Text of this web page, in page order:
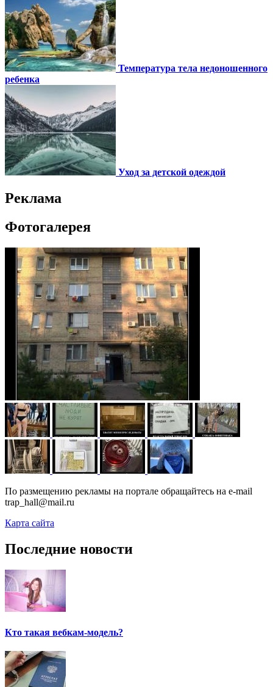
Температура тела недоношенного
ребенка
Уход за детской одеждой
Реклама
Фотогалерея
По размещению рекламы на портале обращайтесь на e-mail
trap_hall@mail.ru
Карта сайта
Последние новости
Кто такая вебкам-модель?